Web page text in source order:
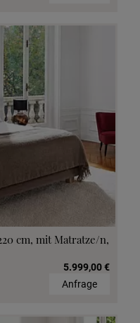
cm, mit Matratze/n,
5.999,00 €
Anfrage